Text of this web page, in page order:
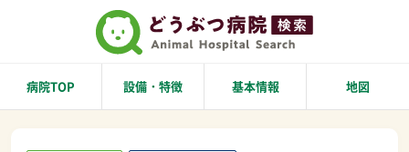
病院TOP 設備・特徴 基本情報 地図